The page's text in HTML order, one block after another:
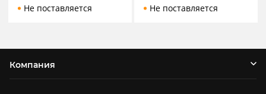
Не поставляется
Не поставляется
Компания